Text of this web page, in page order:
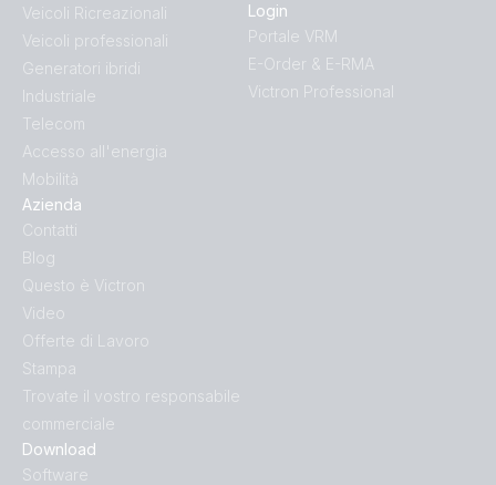
Download
Software
Veicoli Ricreazionali
Veicoli professionali
Generatori ibridi
Industriale
Telecom
Accesso all'energia
Mobilità
Azienda
Contatti
Blog
Questo è Victron
Video
Offerte di Lavoro
Stampa
Trovate il vostro responsabile
commerciale
Login
Portale VRM
E-Order & E-RMA
Victron Professional